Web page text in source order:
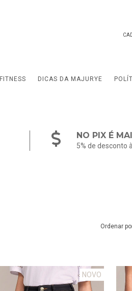
FITNESS DICAS DA MAJURYE
NO PIX É
5% de desconto
Ordenar
NOVO